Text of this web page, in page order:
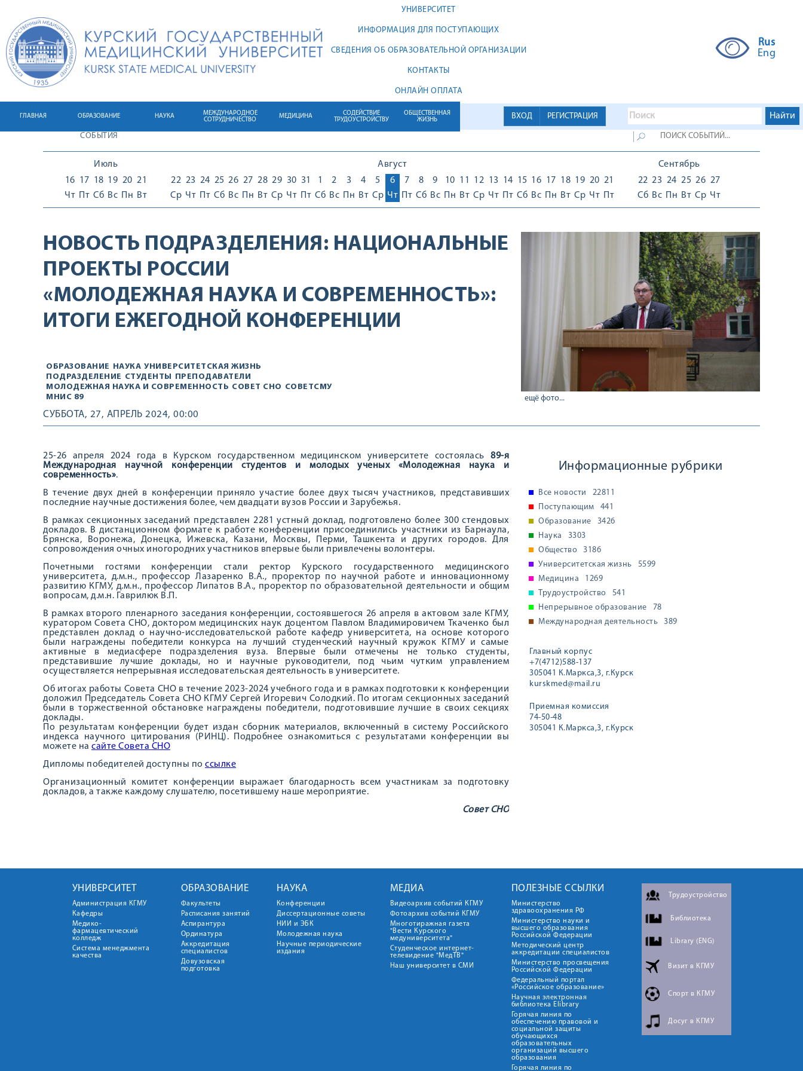
УНИВЕРСИТЕТ
ИНФОРМАЦИЯ ДЛЯ ПОСТУПАЮЩИХ
СВЕДЕНИЯ ОБ ОБРАЗОВАТЕЛЬНОЙ ОРГАНИЗАЦИИ
КОНТАКТЫ
ОНЛАЙН ОПЛАТА
Rus
Eng
ВХОД РЕГИСТРАЦИЯ
ГЛАВНАЯ ОБРАЗОВАНИЕ НАУКА
МЕЖДУНАРОДНОЕ
СОТРУДНИЧЕСТВО
МЕДИЦИНА
СОДЕЙСТВИЕ
ТРУДОУСТРОЙСТВУ
ОБЩЕСТВЕННАЯ
ЖИЗНЬ
СОБЫТИЯ
Июль
16
Чт
17
Пт
18
Сб
19
Вс
20
Пн
21
Вт
Август
22
Ср
23
Чт
24
Пт
25
Сб
26
Вс
27
Пн
28
Вт
29
Ср
30
Чт
31
Пт
1
Сб
2
Вс
3
Пн
4
Вт
5
Ср
6
Чт
7
Пт
8
Сб
9
Вс
10
Пн
11
Вт
12
Ср
13
Чт
14
Пт
15
Сб
16
Вс
17
Пн
18
Вт
19
Ср
20
Чт
21
Пт
Сентябрь
22
Сб
23
Вс
24
Пн
25
Вт
26
Ср
27
Чт
НОВОСТЬ ПОДРАЗДЕЛЕНИЯ: НАЦИОНАЛЬНЫЕ
ПРОЕКТЫ РОССИИ
«МОЛОДЕЖНАЯ НАУКА И СОВРЕМЕННОСТЬ»:
ИТОГИ ЕЖЕГОДНОЙ КОНФЕРЕНЦИИ
ОБРАЗОВАНИЕ НАУКА УНИВЕРСИТЕТСКАЯ ЖИЗНЬ
ПОДРАЗДЕЛЕНИЕ СТУДЕНТЫ ПРЕПОДАВАТЕЛИ
МОЛОДЕЖНАЯ НАУКА И СОВРЕМЕННОСТЬ СОВЕТ СНО СОВЕТСМУ
МНИС 89
ещё фото...
СУББОТА, 27, АПРЕЛЬ 2024, 00:00
25-26 апреля 2024 года в Курском государственном медицинском университете состоялась 89-я
Международная научной конференции студентов и молодых ученых «Молодежная наука и
современность».
В течение двух дней в конференции приняло участие более двух тысяч участников, представивших
последние научные достижения более, чем двадцати вузов России и Зарубежья.
В рамках секционных заседаний представлен 2281 устный доклад, подготовлено более 300 стендовых
докладов. В дистанционном формате к работе конференции присоединились участники из Барнаула,
Брянска, Воронежа, Донецка, Ижевска, Казани, Москвы, Перми, Ташкента и других городов. Для
сопровождения очных иногородних участников впервые были привлечены волонтеры.
Почетными гостями конференции стали ректор Курского государственного медицинского
университета, д.м.н., профессор Лазаренко В.А., проректор по научной работе и инновационному
развитию КГМУ, д.м.н., профессор Липатов В.А., проректор по образовательной деятельности и общим
вопросам, д.м.н. Гаврилюк В.П.
В рамках второго пленарного заседания конференции, состоявшегося 26 апреля в актовом зале КГМУ,
куратором Совета СНО, доктором медицинских наук доцентом Павлом Владимировичем Ткаченко был
представлен доклад о научно-исследовательской работе кафедр университета, на основе которого
были награждены победители конкурса на лучший студенческий научный кружок КГМУ и самые
активные в медиасфере подразделения вуза. Впервые были отмечены не только студенты,
представившие лучшие доклады, но и научные руководители, под чьим чутким управлением
осуществляется непрерывная исследовательская деятельность в университете.
Об итогах работы Совета СНО в течение 2023-2024 учебного года и в рамках подготовки к конференции
доложил Председатель Совета СНО КГМУ Сергей Игоревич Солодкий. По итогам секционных заседаний
были в торжественной обстановке награждены победители, подготовившие лучшие в своих секциях
доклады.
По результатам конференции будет издан сборник материалов, включенный в систему Российского
индекса научного цитирования (РИНЦ). Подробнее ознакомиться с результатами конференции вы
можете на сайте Совета СНО
Дипломы победителей доступны по ссылке
Организационный комитет конференции выражает благодарность всем участникам за подготовку
докладов, а также каждому слушателю, посетившему наше мероприятие.
Совет СНО
Информационные рубрики
Все новости
22811
Поступающим
441
Образование
3426
Наука
3303
Общество
3186
Университетская жизнь
5599
Медицина
1269
Трудоустройство
541
Непрерывное образование
78
Международная деятельность
389
Главный корпус
+7(4712)588-137
305041 К.Маркса,3, г.Курск
kurskmed@mail.ru
Приемная комиссия
74-50-48
305041 К.Маркса,3, г.Курск
УНИВЕРСИТЕТ
Администрация КГМУ
Кафедры
Медико-
фармацевтический
колледж
Система менеджмента
качества
ОБРАЗОВАНИЕ
Факультеты
Расписания занятий
Аспирантура
Ординатура
Аккредитация
специалистов
Довузовская
подготовка
НАУКА
Конференции
Диссертационные советы
НИИ и ЭБК
Молодежная наука
Научные периодические
издания
МЕДИА
Видеоархив событий КГМУ
Фотоархив событий КГМУ
Многотиражная газета
"Вести Курского
медуниверситета"
Студенческое интернет-
телевидение "МедТВ"
Наш университет в СМИ
ПОЛЕЗНЫЕ ССЫЛКИ
Министерство
здравоохранения РФ
Министерство науки и
высшего образования
Российской Федерации
Методический центр
аккредитации специалистов
Министерство просвещения
Российской Федерации
Федеральный портал
«Российское образование»
Научная электронная
библиотека Elibrary
Горячая линия по
обеспечению правовой и
социальной защиты
обучающихся
образовательных
организаций высшего
образования
Горячая линия по
Трудоустройство
Библиотека
Library (ENG)
Визит в КГМУ
Спорт в КГМУ
Досуг в КГМУ